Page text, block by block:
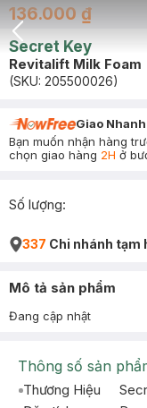
Back Icon
136.000 ₫
Secret Key
Revitalift Milk Foam
(SKU: 205500026)
Giao
Bạn muốn nhận hàng
chọn giao hàng 2H ở
Số lượng:
337 Chi nhánh tạm
Mô tả sản phẩm
Đang cập nhật
Thông số sản
Thương Hiệu